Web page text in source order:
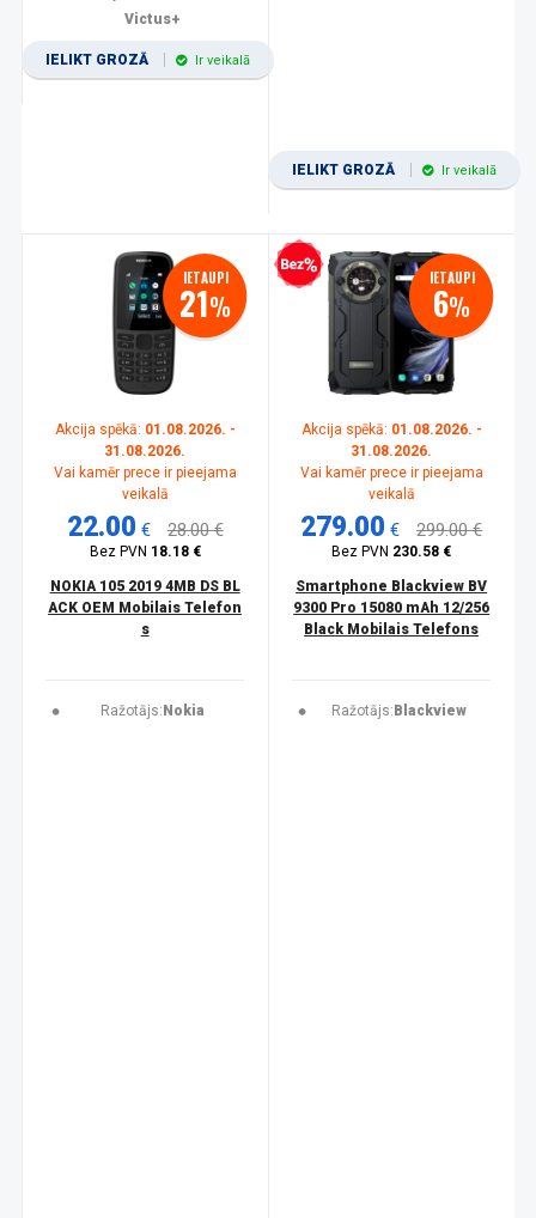
Victus+
IELIKT GROZĀ Ir veikalā
IELIKT GROZĀ Ir veikalā
IETAUPI
21%
Akcija spēkā: 01.08.2026. -
31.08.2026.
Vai kamēr prece ir pieejama
veikalā
22.00 € 28.00 €
Bez PVN 18.18 €
NOKIA 105 2019 4MB DS BL
ACK OEM Mobilais Telefon
s
Ražotājs: Nokia
Bezprocentu kredīts IETAUPI
6%
Akcija spēkā: 01.08.2026. -
31.08.2026.
Vai kamēr prece ir pieejama
veikalā
279.00 € 299.00 €
Bez PVN 230.58 €
Smartphone Blackview BV
9300 Pro 15080 mAh 12/256
Black Mobilais Telefons
Ražotājs: Blackview